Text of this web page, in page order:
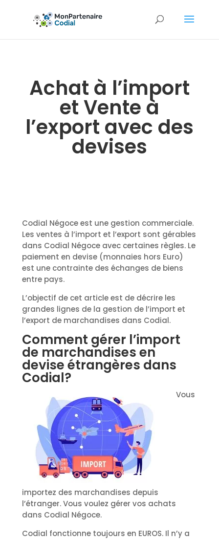
Achat à l’import
et Vente à
l’export avec des
devises
Codial Négoce est une gestion commerciale.
Les ventes à l’import et l’export sont gérables
dans Codial Négoce avec certaines règles. Le
paiement en devise (monnaies hors Euro)
est une contrainte des échanges de biens
entre pays.
L’objectif de cet article est de décrire les
grandes lignes de la gestion de l’import et
l’export de marchandises dans Codial.
Comment gérer l’import
de marchandises en
devise étrangères dans
Codial?
Vous
importez des marchandises depuis
l’étranger. Vous voulez gérer vos achats
dans Codial Négoce.
Codial fonctionne toujours en EUROS. Il n’y a